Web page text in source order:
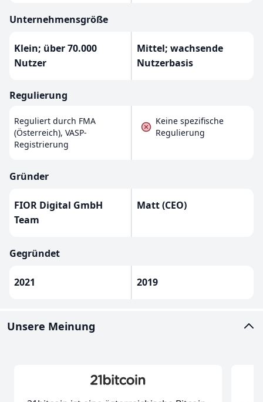
Unternehmensgröße
Klein; über 70.000
Nutzer
Mittel; wachsende
Nutzerbasis
Regulierung
Reguliert durch FMA
(Österreich), VASP-
Registrierung
Keine spezifische
Regulierung
Gründer
FIOR Digital GmbH
Team
Matt (CEO)
Gegründet
2021 2019
Unsere Meinung